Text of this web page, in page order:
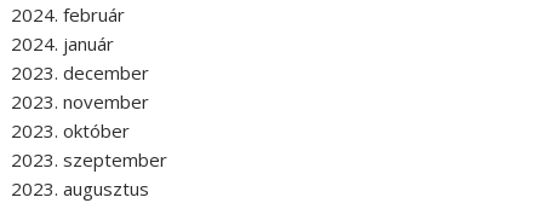
2024. február
2024. január
2023. december
2023. november
2023. október
2023. szeptember
2023. augusztus